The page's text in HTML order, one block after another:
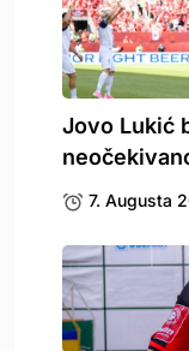
Jovo Lukić
7. Augusta